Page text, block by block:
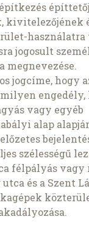
kivitelezőjének
használatra
jogosult
megnevezése.
jogcíme, hogy
engedély,
vagy egyéb
alap
szélességű
félpályás vagy
utca és a Szent